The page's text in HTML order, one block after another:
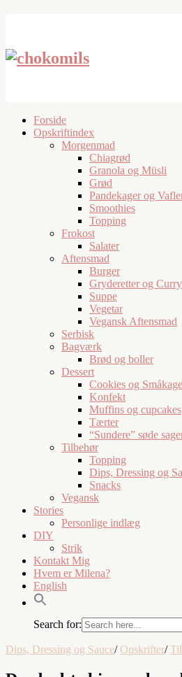
Forside
Opskriftindex
Morgenmad
Chiagrød
Granola og Müsli
Grød
Pandekager og
Smoothies
Topping
Frokost
Salater
Aftensmad
Burger
Gryderetter og Curry
Suppe
Vegetar
Vegansk Aftensmad
Serbisk
Bagværk
Brød og boller
Dessert
Cookies og
Konfekt
Muffins og cupcakes
Tærter
“Sundere” søde
Tilbehør
Topping
Dips, Dressing og
Snacks
Vegansk
Stories
Personlige indlæg
DIY
Strik
Kontakt Mig
Hvem er Milena?
English
Search for:
Dips, Dressing og Sauce/ Opskrifter/